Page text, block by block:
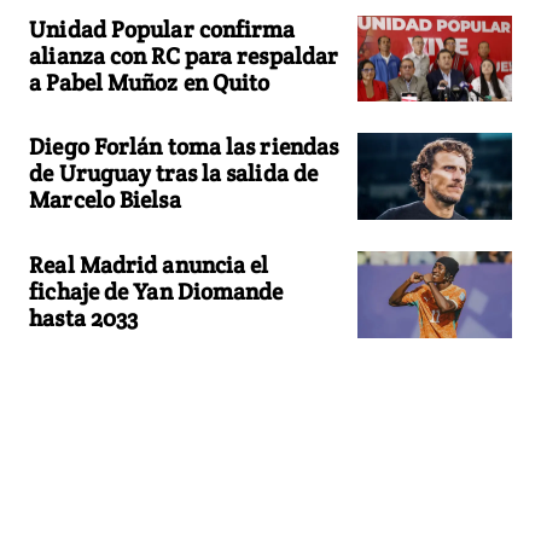
Unidad Popular confirma
alianza con RC para respaldar
a Pabel Muñoz en Quito
Diego Forlán toma las riendas
de Uruguay tras la salida de
Marcelo Bielsa
Real Madrid anuncia el
fichaje de Yan Diomande
hasta 2033